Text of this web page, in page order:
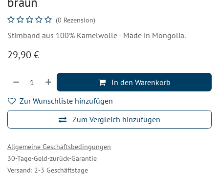
(0 Rezension)
Stirnband aus 100% Kamelwolle - Made in Mongolia.
29,90 €
In den Warenkorb
Zum Vergleich hinzufügen
Zur Wunschliste hinzufügen
Allgemeine Geschäftsbedingungen
30-Tage-Geld-zurück-Garantie
Versand: 2-3 Geschäftstage